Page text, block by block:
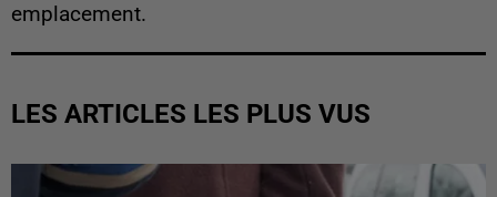
emplacement.
LES ARTICLES LES PLUS VUS